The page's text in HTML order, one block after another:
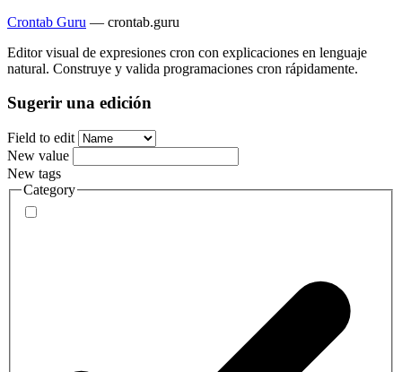
Crontab Guru — crontab.guru
Editor visual de expresiones cron con explicaciones en lenguaje
natural. Construye y valida programaciones cron rápidamente.
Sugerir una edición
Field to edit
New value
New tags
Category